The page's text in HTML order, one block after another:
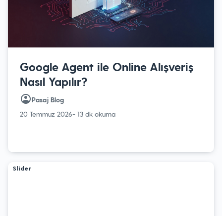
Google Agent ile Online Alışveriş
Nasıl Yapılır?
Pasaj Blog
20 Temmuz 2026- 13 dk okuma
Slider